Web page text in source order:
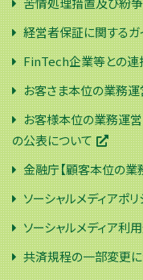
経営者保証に関するガ
FinTech企業等との
お客さま本位の業務
お客様本位の業務運
の公表について
金融庁【顧客本位の業
ソーシャルメディアポリ
ソーシャルメディア利
共済規程の一部変更